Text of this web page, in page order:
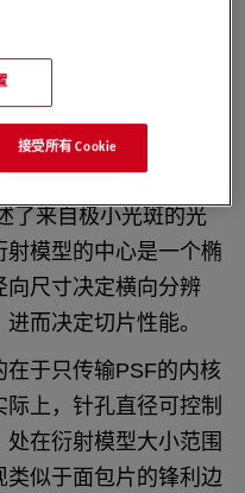
球生成，通过收集xz
显示了衍射图中心的
）。
图像称为“点扩散函
了来自极小光斑的光
模型的中心是一个椭
尺寸决定横向分辨
而决定切片性能。
于只传输PSF的内核
上，针孔直径可控制
在衍射模型大小范围
似于面包片的锋利边
接受所有 Cookie